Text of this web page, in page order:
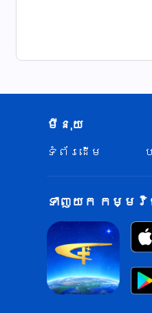
គ្មានពេលណាដែលពួក
ហើយគ្មានពេលណាដែល
ពិភពចក្រវាឡទាំងមូ
ពេញដោយសម្លេងត្រេ
មីនុយ
ទំព័រ​ដើម
ទាញយក កម្មវិ